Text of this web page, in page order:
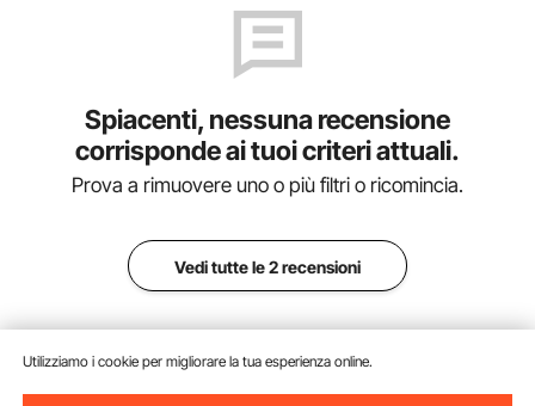
Spiacenti, nessuna recensione
corrisponde ai tuoi criteri attuali.
Prova a rimuovere uno o più filtri o ricomincia.
Vedi tutte le 2 recensioni
Utilizziamo i cookie per migliorare la tua esperienza online.